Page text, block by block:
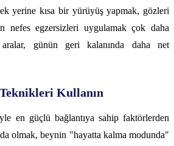
yerine kısa bir yürüyüş yapmak, gözleri
nefes egzersizleri uygulamak çok daha
günün geri kalanında daha net
Kullanın
en güçlü bağlantıya sahip faktörlerden
olmak, beynin "hayatta kalma modunda"